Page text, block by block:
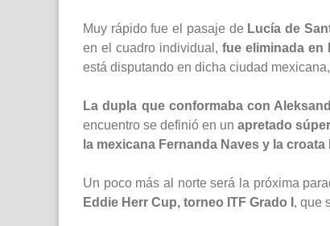
Muy rápido fue el pasaje de Lucía de
en el cuadro individual, fue eliminada en
está disputando en dicha ciudad
La dupla que conformaba con
encuentro se definió en un apretado
la mexicana Fernanda Naves y la
Un poco más al norte será la próxima
Eddie Herr Cup, torneo ITF Grado I , que